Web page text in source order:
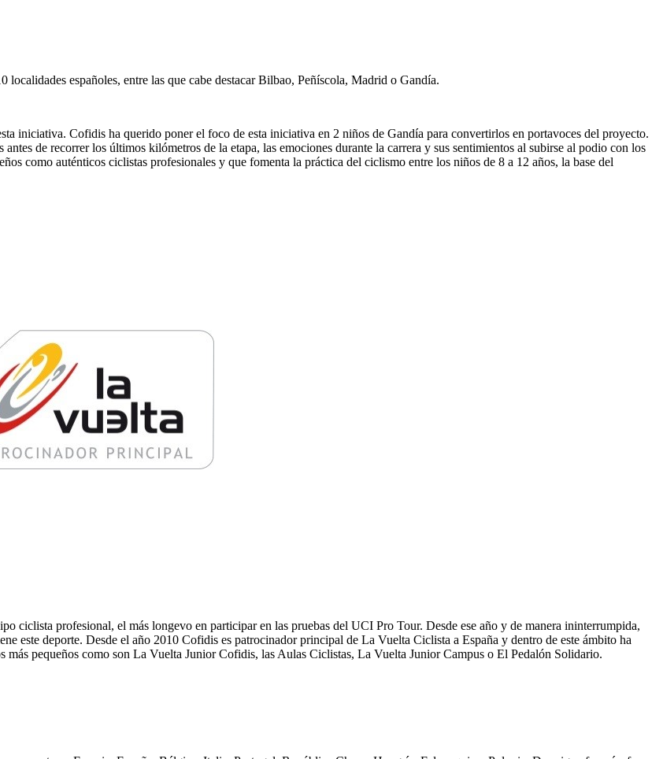
españoles, entre las que cabe destacar Bilbao, Peñíscola, Madrid o Gandía.
iniciativa. Cofidis ha querido poner el foco de esta iniciativa en 2 niños de Gandía para convertirlos en portavoces del proyecto.
de recorrer los últimos kilómetros de la etapa, las emociones durante la carrera y sus sentimientos al subirse al podio con los
como auténticos ciclistas profesionales y que fomenta la práctica del ciclismo entre los niños de 8 a 12 años, la base del
ciclista profesional, el más longevo en participar en las pruebas del UCI Pro Tour. Desde ese año y de manera ininterrumpida,
este deporte. Desde el año 2010 Cofidis es patrocinador principal de La Vuelta Ciclista a España y dentro de este ámbito ha
más pequeños como son La Vuelta Junior Cofidis, las Aulas Ciclistas, La Vuelta Junior Campus o El Pedalón Solidario.